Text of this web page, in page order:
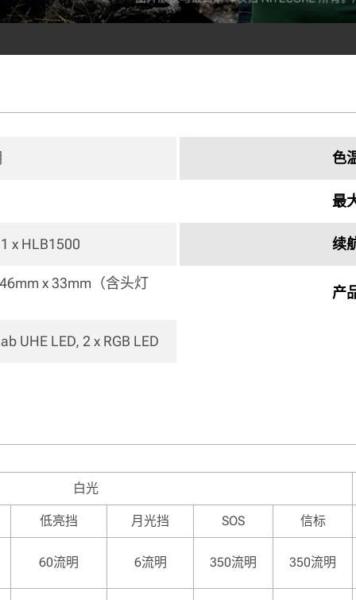
色
最
x HLB1500 续
x 33mm（含头灯
产
UHE LED, 2 x RGB LED
白光
低亮挡 月光挡 SOS 信标
60流明 6流明 350流明 350流明